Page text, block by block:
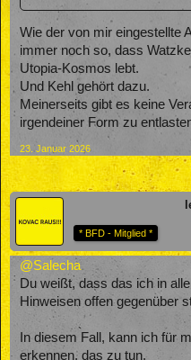
Wie der von mir eingestellte
immer noch so, dass
Utopia-Kosmos lebt.
Und Kehl gehört dazu.
Meinerseits gibt es keine
irgendeiner Form zu
23. Januar 2026
* BFD - Mitglied *
@Salecha
Du weißt, dass das ich in
Hinweisen offen gegenüber
In diesem Fall, kann ich für
erkennen, das zu tun.